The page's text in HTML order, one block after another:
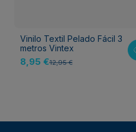
Vinilo Textil Pelado Fácil 3
metros Vintex
8,95 €12,95 €